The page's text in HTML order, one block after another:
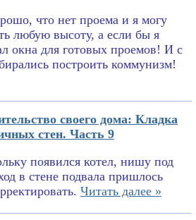
что нет проема и я могу
любую высоту, а если бы я
окна для готовых проемов! И с
построить коммунизм!
своего дома: Кладка
стен. Часть 9
появился котел, нишу под
в стене подвала пришлось
Читать далее »